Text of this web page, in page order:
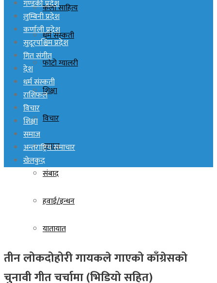
कला साहित्य
धर्म संस्कती
फोटो ग्यालरी
शिक्षा
विचार
समाज
संबाद
हवाई/इन्धन
यातायात
गण्डकी प्रदेश
लुम्बिनी प्रदेश
कर्णाली प्रदेश
सुदूरपश्चिम प्रदेश
गित संगीत
देश
धर्म संस्कती
राशिफल
विचार
शिक्षा
समाज
अन्तराष्ट्रिय समाचार
खेलकुद
तीन लोकदोहोरी गायकले गाएको काँग्रेसको
चुनावी गीत चर्चामा (भिडियो सहित)